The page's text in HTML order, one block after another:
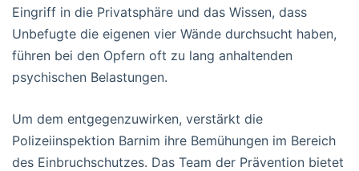
Eingriff in die Privatsphäre und das Wissen, dass
Unbefugte die eigenen vier Wände durchsucht haben,
führen bei den Opfern oft zu lang anhaltenden
psychischen Belastungen.
Um dem entgegenzuwirken, verstärkt die
Polizeiinspektion Barnim ihre Bemühungen im Bereich
des Einbruchschutzes. Das Team der Prävention bietet